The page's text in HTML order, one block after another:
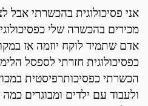
אני פסיכולוגית בהכשרתי אבל
מכירים בהכשרה שלי
אדם שתמיד לוקח יוזמה אז
כפסיכולוגית חזרתי לספסל
הכשרתי כפסיכותרפיסטית
ולעבוד עם ילדים ומבוגרים